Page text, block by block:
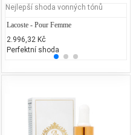
Jean Paul Gaultier - Classique
2.300,00 Kč
25% běžných vonných tónů
Nejlepší shoda vonných tónů
Lacoste - Pour Femme
2.996,32 Kč
Perfektní shoda